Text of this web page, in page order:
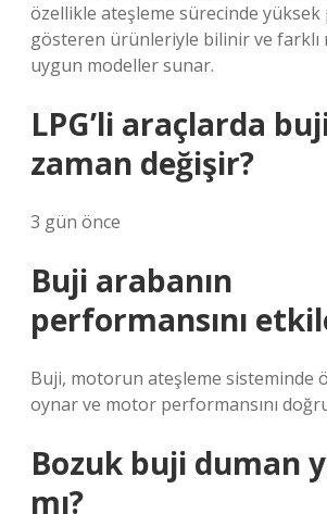
özellikle ateşleme sürecinde
gösteren ürünleriyle bilinir ve
uygun modeller sunar.
LPG’li araçlarda
zaman değişir?
3 gün önce
Buji arabanın
performansını
Buji, motorun ateşleme sisteminde
oynar ve motor performansını
Bozuk buji duman
mı?